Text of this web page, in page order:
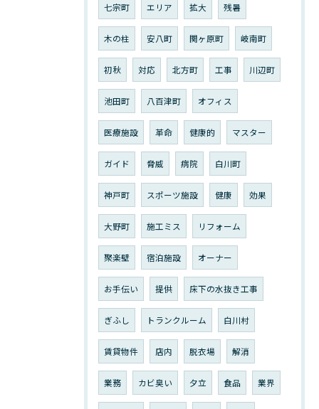
七宗町 エリア 拡大 残暑
木の柱 安八町 関ヶ原町 岐南町
初秋 対応 北方町 工事 川辺町
池田町 八百津町 オフィス
医療施設 革命 健康的 マスター
ガイド 脅威 病院 白川町
神戸町 スポーツ施設 健康 効果
大野町 施工ミス リフォーム
聚楽壁 宿泊施設 オーナー
お手伝い 提供 床下の水抜き工事
ぎふし トランクルーム 白川村
賃貸物件 店内 脱衣場 解消
業務 カビ臭い 夕立 食品 業界